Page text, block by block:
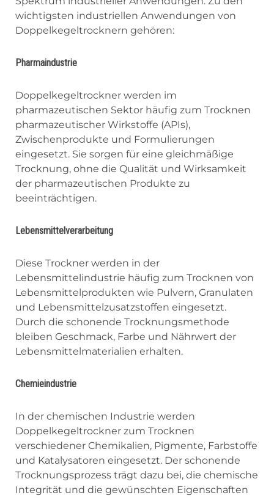
wichtigsten industriellen Anwendungen von
Doppelkegeltrocknern gehören:
Pharmaindustrie
Doppelkegeltrockner werden im
pharmazeutischen Sektor häufig zum Trocknen
pharmazeutischer Wirkstoffe (APIs),
Zwischenprodukte und Formulierungen
eingesetzt. Sie sorgen für eine gleichmäßige
Trocknung, ohne die Qualität und Wirksamkeit
der pharmazeutischen Produkte zu
beeinträchtigen.
Lebensmittelverarbeitung
Diese Trockner werden in der
Lebensmittelindustrie häufig zum Trocknen von
Lebensmittelprodukten wie Pulvern, Granulaten
und Lebensmittelzusatzstoffen eingesetzt.
Durch die schonende Trocknungsmethode
bleiben Geschmack, Farbe und Nährwert der
Lebensmittelmaterialien erhalten.
Chemieindustrie
In der chemischen Industrie werden
Doppelkegeltrockner zum Trocknen
verschiedener Chemikalien, Pigmente, Farbstoffe
und Katalysatoren eingesetzt. Der schonende
Trocknungsprozess trägt dazu bei, die chemische
Integrität und die gewünschten Eigenschaften